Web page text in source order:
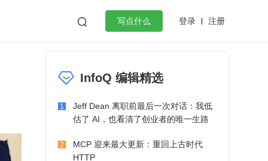
 写点什么 登录 注册
微服务架构 flutter
InfoQ 编辑精选
1
Jeff Dean 离职前最后一次对话：我低
估了 AI，也看清了创业者的唯一生路
2
MCP 迎来最大更新：重回上古时代
HTTP